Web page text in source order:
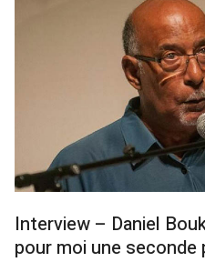
Interview – Daniel
pour moi une seconde